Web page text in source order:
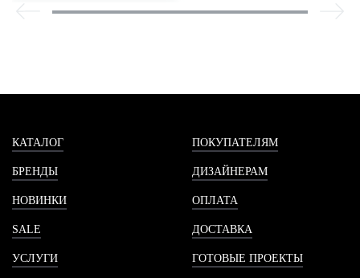
КАТАЛОГ
БРЕНДЫ
НОВИНКИ
SALE
УСЛУГИ
ПОКУПАТЕЛЯМ
ДИЗАЙНЕРАМ
ОПЛАТА
ДОСТАВКА
ГОТОВЫЕ ПРОЕКТЫ